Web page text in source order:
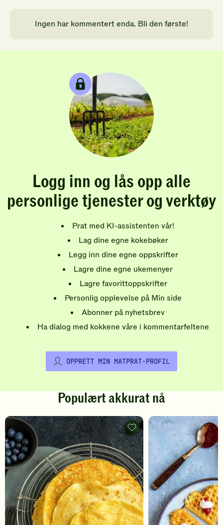
Ingen har kommentert enda. Bli den første!
Logg inn og lås opp alle
personlige tjenester og verktøy
Prat med KI-assistenten vår!
Lag dine egne kokebøker
Legg inn dine egne oppskrifter
Lagre dine egne ukemenyer
Lagre favorittoppskrifter
Personlig opplevelse på Min side
Abonner på nyhetsbrev
Ha dialog med kokkene våre i kommentarfeltene
OPPRETT MIN MATPRAT-PROFIL
Populært akkurat nå
Pannekaker
-
legg
til
favoritter